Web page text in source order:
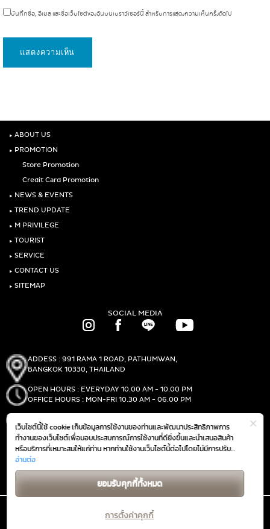
เว็บไซต์นี้ใช้ cookie เก็บข้อมูลการใช้งานของท่านและพัฒนาประสิทธิภาพการ
ทำงานของเว็บไซต์เพื่อมอบประสบการณ์การใช้งานที่ดียิ่งขึ้นและนำเสนอสินค้า
หรือบริการที่เหมาะสมให้แก่ท่าน หากท่านใช้งานเว็บไซต์นี้ต่อไปโดยไม่มีการปรับ
ตั้งค่าใดๆ ถือว่าท่านยอมรับตาม
ของเรา
อ่านต่อ
ยอมรับคุกกี้ทั้งหมด
การตั้งค่าคุกกี้
บันทึกชื่อ, อีเมล และชื่อเว็บไซต์ของฉันบนเบราว์เซอร์นี้ สำหรับการแสดงความเห็นครั้งถัดไป
‣ ABOUT US
‣ PROMOTION
Store Promotion
Credit Card Promotion
‣ NEWS & EVENTS
‣ TREND UPDATE
‣ M PRIVILEGE
‣ TOURIST
‣ SERVICE
‣ CONTACT US
‣ SITEMAP
SOCIAL MEDIA
ADDESS : 991 RAMA 1 ROAD, PATHUMWAN,
BANGKOK 10330, THAILAND
OPEN HOURS : EVERYDAY 10.00 AM - 10.00 PM
OFFICE HOURS : MON-FRI 10.30 AM - 06.00 PM
FAX :(+66)2-690-1000
@ 2019 THE MALL GROUP. ALL RIGHTS RESERVED.